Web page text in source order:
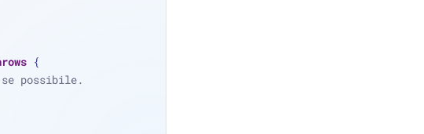
{
possibile.